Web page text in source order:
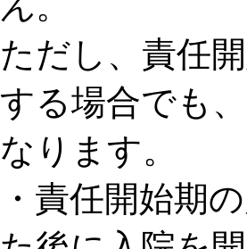
ただし、責任
する場合でも
なります。
・責任開始期